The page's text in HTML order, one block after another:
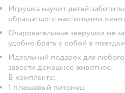
Игрушка научит детей
обращаться с настоящими
Очаровательные зверушки не
удобно брать с собой в
Идеальный подарок для
завести домашнее животное.
В комплекте:
1 плюшевый питомец